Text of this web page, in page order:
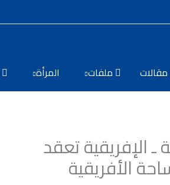
مقالات ملفات المرأة
ـ الإفريقية تعقد
الأفريقية